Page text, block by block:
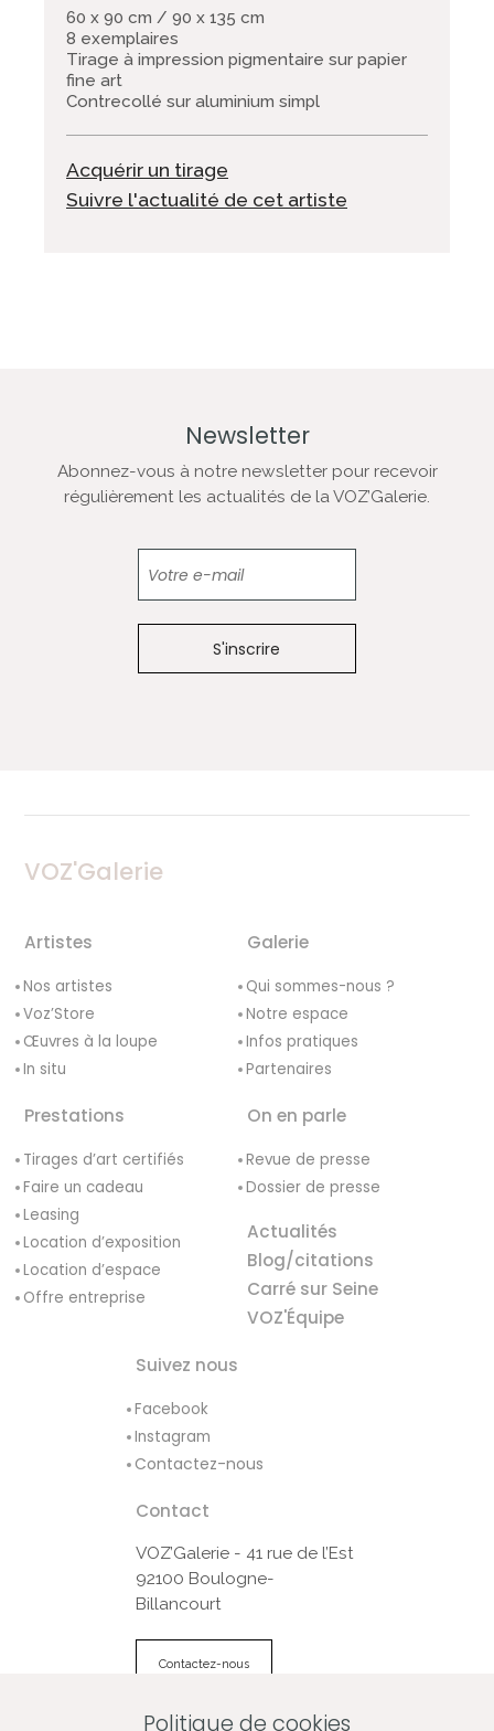
60 x 90 cm / 90 x 135 cm
8 exemplaires
Tirage à impression pigmentaire sur papier
fine art
Contrecollé sur aluminium simpl
Acquérir un tirage
Suivre l'actualité de cet artiste
Newsletter
Abonnez-vous à notre newsletter pour recevoir
régulièrement les actualités de la VOZ’Galerie.
VOZ'Galerie
Artistes
Nos artistes
Voz’Store
Œuvres à la loupe
In situ
Galerie
Qui sommes-nous ?
Notre espace
Infos pratiques
Partenaires
Prestations
Tirages d’art certifiés
Faire un cadeau
Leasing
Location d’exposition
Location d’espace
Offre entreprise
On en parle
Revue de presse
Dossier de presse
Actualités
Blog/citations
Carré sur Seine
VOZ'Équipe
Suivez nous
Facebook
Instagram
Contactez-nous
Contact
VOZ’Galerie - 41 rue de l’Est
92100 Boulogne-
Billancourt
Contactez-nous
Politique de cookies